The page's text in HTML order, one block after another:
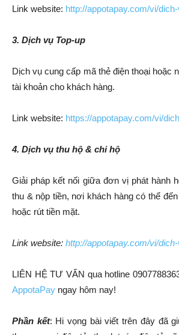
Link website: http://appotapay.com/vi/
3. Dịch vụ Top-up
Dịch vụ cung cấp mã thẻ điện thoại hoặc
tài khoản cho khách hàng.
Link website: https://appotapay.com/vi/
4. Dịch vụ thu hộ & chi hộ
Giải pháp kết nối giữa đơn vị phát hành
thu & nộp tiền, nơi khách hàng có thể
hoặc rút tiền mặt.
Link website: http://appotapay.com/vi/
LIÊN HỆ TƯ VẤN qua hotline
AppotaPay ngay hôm nay!
Phần kết: Hi vọng bài viết trên đây đã